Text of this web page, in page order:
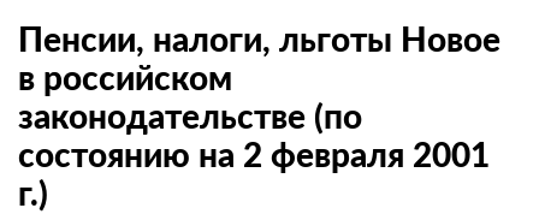
Пенсии, налоги, льготы Новое
в российском
законодательстве (по
состоянию на 2 февраля 2001
г.)